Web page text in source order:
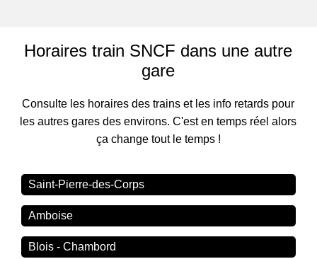
Horaires train SNCF dans une autre
gare
Consulte les horaires des trains et les info retards pour
les autres gares des environs. C'est en temps réel alors
ça change tout le temps !
Saint-Pierre-des-Corps
Amboise
Blois - Chambord